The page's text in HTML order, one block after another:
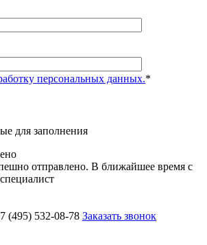
персональных данных.*
для заполнения
отправлено. В ближайшее время с
(495) 532-08-78 Заказать звонок